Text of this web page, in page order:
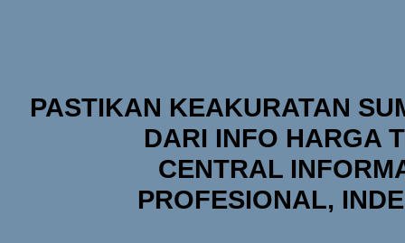
PASTIKAN KEAKURATAN
DARI INFO HARGA
CENTRAL
PROFESIONAL,